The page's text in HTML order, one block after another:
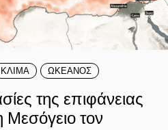
ΚΛΙΜΑ ΩΚΕΑΝΟΣ
της επιφάνειας
τον